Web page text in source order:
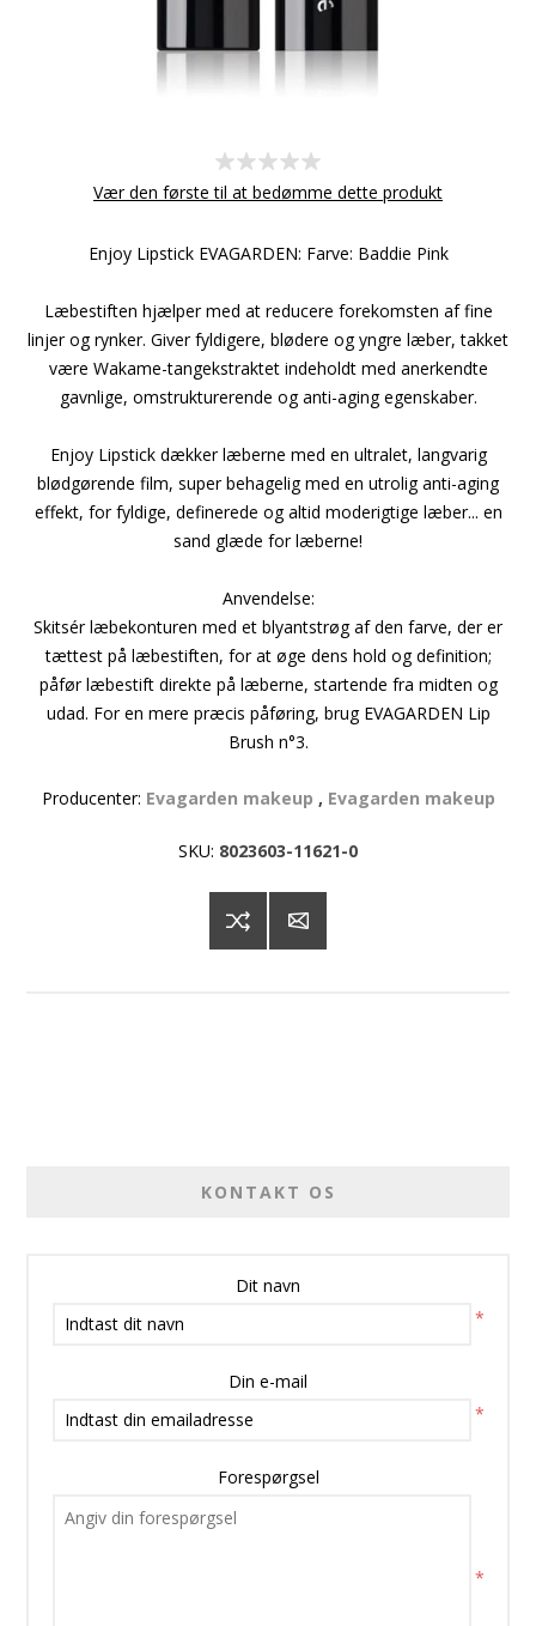
Vær den første til at bedømme dette produkt
Enjoy Lipstick EVAGARDEN: Farve: Baddie Pink
Læbestiften hjælper med at reducere forekomsten af fine
linjer og rynker. Giver fyldigere, blødere og yngre læber, takket
være Wakame-tangekstraktet indeholdt med anerkendte
gavnlige, omstrukturerende og anti-aging egenskaber.
Enjoy Lipstick dækker læberne med en ultralet, langvarig
blødgørende film, super behagelig med en utrolig anti-aging
effekt, for fyldige, definerede og altid moderigtige læber... en
sand glæde for læberne!
Anvendelse:
Skitsér læbekonturen med et blyantstrøg af den farve, der er
tættest på læbestiften, for at øge dens hold og definition;
påfør læbestift direkte på læberne, startende fra midten og
udad. For en mere præcis påføring, brug EVAGARDEN Lip
Brush n°3.
Producenter: Evagarden makeup , Evagarden makeup
SKU: 8023603-11621-0
KONTAKT OS
Dit navn
*
Din e-mail
*
Forespørgsel
*